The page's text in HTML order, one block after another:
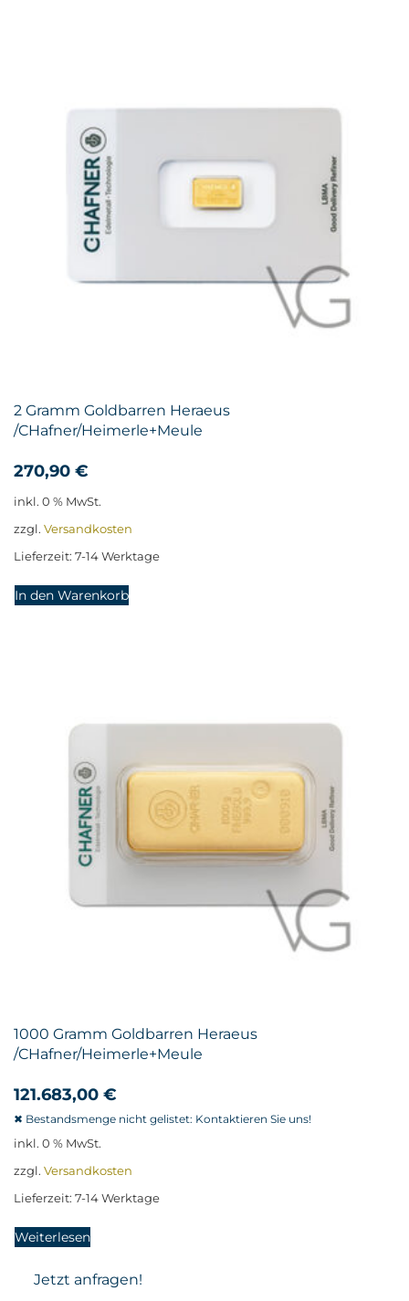
2 Gramm Goldbarren Heraeus
/CHafner/Heimerle+Meule
270,90 €
inkl. 0 % MwSt.
zzgl. Versandkosten
Lieferzeit: 7-14 Werktage
In den Warenkorb
1000 Gramm Goldbarren Heraeus
/CHafner/Heimerle+Meule
121.683,00 €
inkl. 0 % MwSt.
zzgl. Versandkosten
Lieferzeit: 7-14 Werktage
Weiterlesen
Jetzt anfragen!